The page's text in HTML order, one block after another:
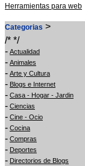
Herramientas para web
Categorias >
/* */
- Actualidad
- Animales
- Arte y Cultura
- Blogs e Internet
- Casa - Hogar - Jardin
- Ciencias
- Cine - Ocio
- Cocina
- Compras
- Deportes
- Directorios de Blogs